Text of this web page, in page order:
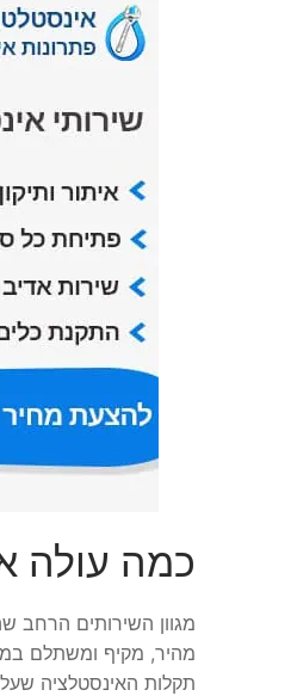
כמה עולה
מגוון השירותים הרחב
תקלות האינסטלציה